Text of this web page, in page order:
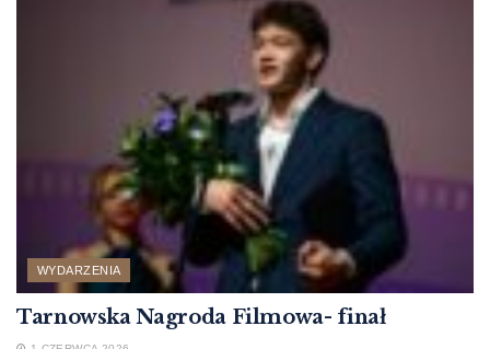
WYDARZENIA
Tarnowska Nagroda Filmowa- finał